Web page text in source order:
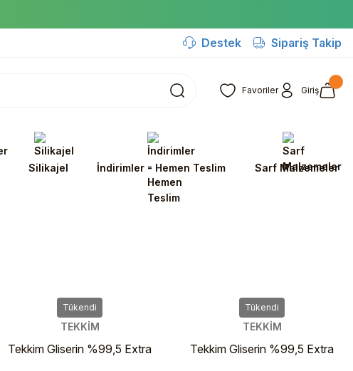
Destek Sipariş Takip
Favoriler Giriş
Silikajel İndirimler - Hemen Teslim Sarf Malzemeler
Tükendi
TEKKİM
Tekkim Gliserin %99,5 Extra
Tükendi
TEKKİM
Tekkim Gliserin %99,5 Extra